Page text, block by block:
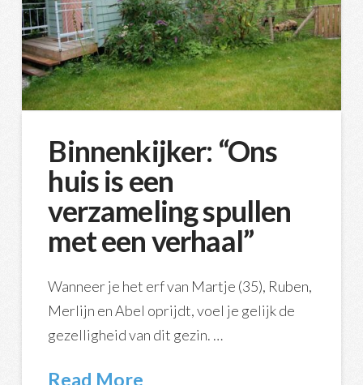
Binnenkijker: “Ons
huis is een
verzameling spullen
met een verhaal”
Wanneer je het erf van Martje (35), Ruben,
Merlijn en Abel oprijdt, voel je gelijk de
gezelligheid van dit gezin. …
Read More